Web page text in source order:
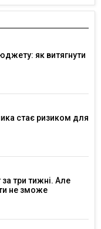
як витягнути
стає ризиком для
три тижні. Але
не зможе